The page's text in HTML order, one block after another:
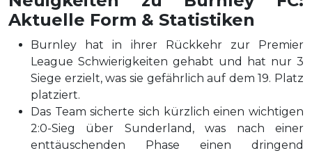
Aktuelle Form & Statistiken
Burnley hat in ihrer Rückkehr zur Premier
League Schwierigkeiten gehabt und hat nur 3
Siege erzielt, was sie gefährlich auf dem 19. Platz
platziert.
Das Team sicherte sich kürzlich einen wichtigen
2:0-Sieg über Sunderland, was nach einer
enttäuschenden Phase einen dringend